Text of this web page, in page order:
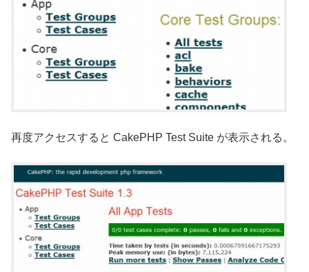
再度アクセスすると CakePHP Test Suite が表示される。